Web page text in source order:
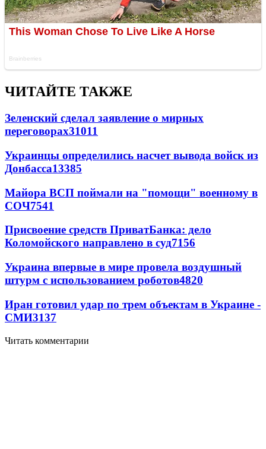
ЧИТАЙТЕ ТАКЖЕ
Зеленский сделал заявление о мирных
переговорах31011
Украинцы определились насчет вывода войск из
Донбасса13385
Майора ВСП поймали на "помощи" военному в
СОЧ7541
Присвоение средств ПриватБанка: дело
Коломойского направлено в суд7156
Украина впервые в мире провела воздушный
штурм с использованием роботов4820
Иран готовил удар по трем объектам в Украине -
СМИ3137
Читать комментарии